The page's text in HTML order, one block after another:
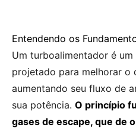
Entendendo os
Um turboalimentador é
projetado para melhorar o
aumentando seu fluxo de
sua potência. O princípio
gases de escape, que de